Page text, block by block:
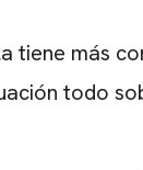
tiene más
todo